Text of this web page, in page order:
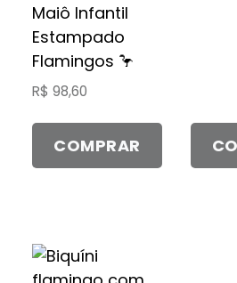
Maiô Infantil
Estampado
Flamingos 🦩
R$ 98,60
COMPRAR
podem
ser
escolhidas
na
página
produto
Este